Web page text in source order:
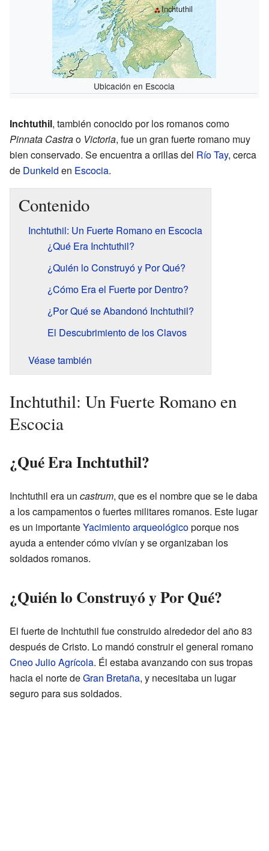
Inchtuthil
Ubicación en Escocia
Inchtuthil, también conocido por los romanos como
Pinnata Castrao Victoria, fue un gran fuerte romano muy
bien conservado. Se encuentra a orillas del Río Tay, cerca
de Dunkeld en Escocia.
Contenido
Inchtuthil: Un Fuerte Romano en Escocia
¿Qué Era Inchtuthil?
¿Quién lo Construyó y Por Qué?
¿Cómo Era el Fuerte por Dentro?
¿Por Qué se Abandonó Inchtuthil?
El Descubrimiento de los Clavos
Véase también
Inchtuthil: Un Fuerte Romano en
Escocia
¿Qué Era Inchtuthil?
Inchtuthil era un castrum, que es el nombre que se le daba
a los campamentos o fuertes militares romanos. Este lugar
es un importanteYacimiento arqueológicoporque nos
ayuda a entender cómo vivían y se organizaban los
soldados romanos.
¿Quién lo Construyó y Por Qué?
El fuerte de Inchtuthil fue construido alrededor del año 83
después de Cristo. Lo mandó construir el general romano
Cneo Julio Agrícola. Él estaba avanzando con sus tropas
hacia el norte deGran Bretaña, y necesitaba un lugar
seguro para sus soldados.